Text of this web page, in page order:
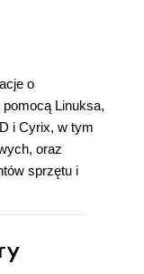
o
Linuksa,
i Cyrix, w tym
oraz
sprzętu i